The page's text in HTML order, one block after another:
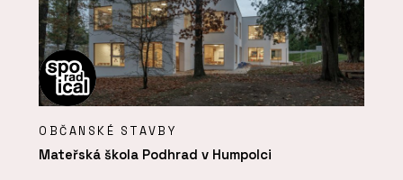
OBČANSKÉ STAVBY
Mateřská škola Podhrad v Humpolci